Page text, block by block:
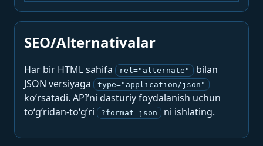
SEO/Alternativalar
Har bir HTML sahifa rel="alternate"
bilan
JSON versiyaga
type="application/json"
ko‘rsatadi. API’ni dasturiy foydalanish uchun
to‘g‘ridan-to‘g‘ri
?format=json ni ishlating.